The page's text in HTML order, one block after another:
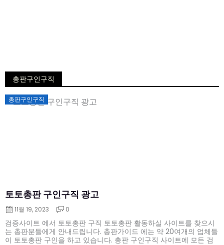
총판구인구직
총판구인구직
토토총판 구인구직 광고
Posted
on
11월 19, 2023 0
검증사이트 에서 토토총판 구직 토토총판 활동하실 사이트를 찾으시
는 총판분들에게 안내드립니다. 총판가이드 에는 약 20여개의 업체들
이 토토총판 구인을 하고 있습니다. 총판 구인구직 사이트에 모든 검